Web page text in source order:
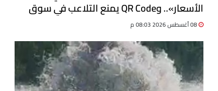
الأسعار».. وQR Code يمنع التلاعب في سوق
الدواء